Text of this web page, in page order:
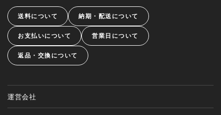
送料について 納期・配送について
お支払いについて 営業日について
返品・交換について
運営会社